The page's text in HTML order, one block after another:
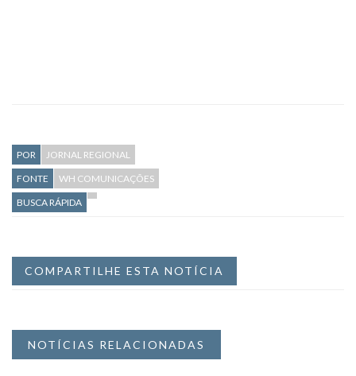
POR
JORNAL REGIONAL
FONTE
WH COMUNICAÇÕES
BUSCA RÁPIDA
COMPARTILHE ESTA NOTÍCIA
NOTÍCIAS RELACIONADAS